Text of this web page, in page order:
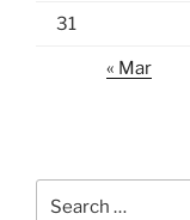
31
« Mar